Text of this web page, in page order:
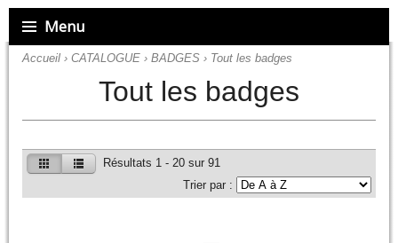
Menu
Accueil › CATALOGUE › BADGES › Tout les badges
Tout les badges
Résultats 1 - 20 sur 91
Trier par :